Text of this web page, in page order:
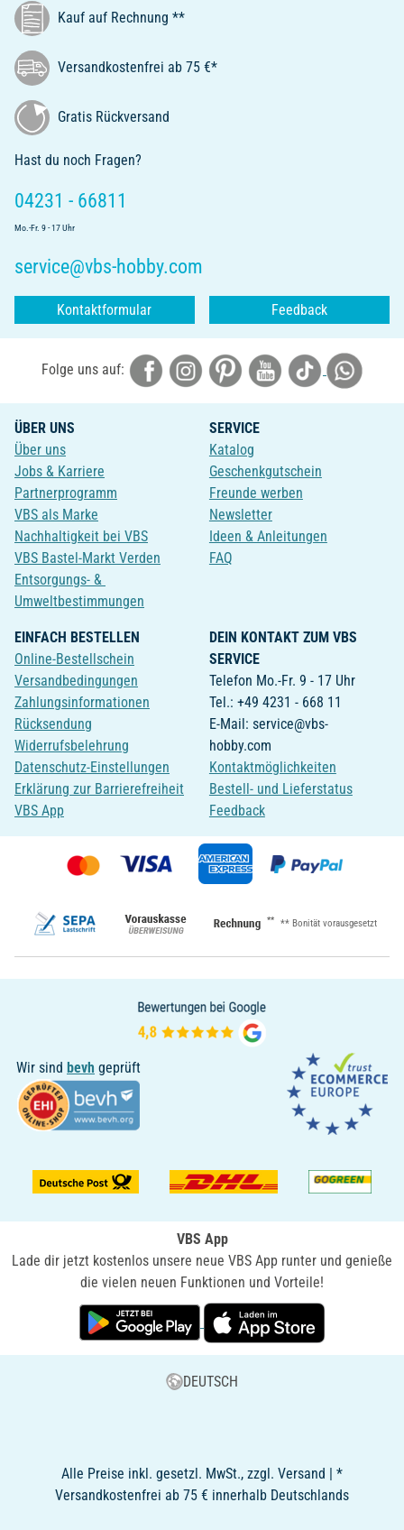
Kauf auf Rechnung **
Versandkostenfrei ab 75 €*
Gratis Rückversand
Hast du noch Fragen?
04231 - 66811
Mo.-Fr. 9 - 17 Uhr
service@vbs-hobby.com
Kontaktformular Feedback
Folge uns auf:
ÜBER UNS
Über uns
Jobs & Karriere
Partnerprogramm
VBS als Marke
Nachhaltigkeit bei VBS
VBS Bastel-Markt Verden
Entsorgungs- &
Umweltbestimmungen
SERVICE
Katalog
Geschenkgutschein
Freunde werben
Newsletter
Ideen & Anleitungen
FAQ
EINFACH BESTELLEN
Online-Bestellschein
Versandbedingungen
Zahlungsinformationen
Rücksendung
Widerrufsbelehrung
Datenschutz-Einstellungen
Erklärung zur Barrierefreiheit
VBS App
DEIN KONTAKT ZUM VBS
SERVICE
Telefon Mo.-Fr. 9 - 17 Uhr
Tel.: +49 4231 - 668 11
E-Mail: service@vbs-
hobby.com
Kontaktmöglichkeiten
Bestell- und Lieferstatus
Feedback
** ** Bonität vorausgesetzt
Wir sind bevh geprüft
VBS App
Lade dir jetzt kostenlos unsere neue VBS App runter und genieße
die vielen neuen Funktionen und Vorteile!
DEUTSCH
Alle Preise inkl. gesetzl. MwSt., zzgl. Versand | *
Versandkostenfrei ab 75 € innerhalb Deutschlands